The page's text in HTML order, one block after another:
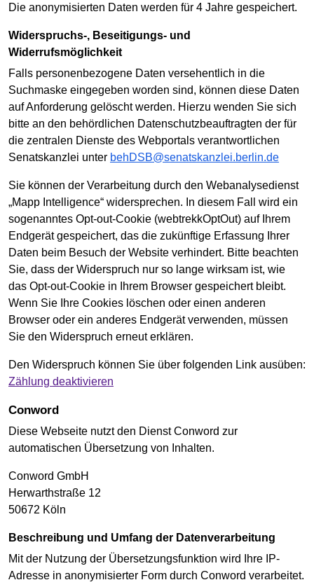
Die anonymisierten Daten werden für 4 Jahre gespeichert.
Widerspruchs-, Beseitigungs- und
Widerrufsmöglichkeit
Falls personenbezogene Daten versehentlich in die
Suchmaske eingegeben worden sind, können diese Daten
auf Anforderung gelöscht werden. Hierzu wenden Sie sich
bitte an den behördlichen Datenschutzbeauftragten der für
die zentralen Dienste des Webportals verantwortlichen
Senatskanzlei unter behDSB@senatskanzlei.berlin.de
Sie können der Verarbeitung durch den Webanalysedienst
„Mapp Intelligence“ widersprechen. In diesem Fall wird ein
sogenanntes Opt-out-Cookie (webtrekkOptOut) auf Ihrem
Endgerät gespeichert, das die zukünftige Erfassung Ihrer
Daten beim Besuch der Website verhindert. Bitte beachten
Sie, dass der Widerspruch nur so lange wirksam ist, wie
das Opt-out-Cookie in Ihrem Browser gespeichert bleibt.
Wenn Sie Ihre Cookies löschen oder einen anderen
Browser oder ein anderes Endgerät verwenden, müssen
Sie den Widerspruch erneut erklären.
Den Widerspruch können Sie über folgenden Link ausüben:
Zählung deaktivieren
Conword
Diese Webseite nutzt den Dienst Conword zur
automatischen Übersetzung von Inhalten.
Conword GmbH
Herwarthstraße 12
50672 Köln
Beschreibung und Umfang der Datenverarbeitung
Mit der Nutzung der Übersetzungsfunktion wird Ihre IP-
Adresse in anonymisierter Form durch Conword verarbeitet.